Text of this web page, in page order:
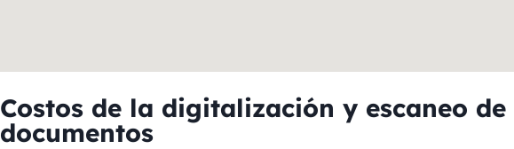
Costos de la digitalización y escaneo de
documentos